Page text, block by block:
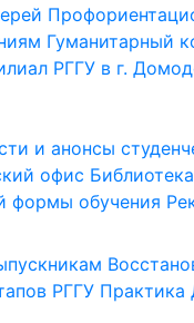
Гуманитарный
РГГУ в г.
и анонсы
офис Библиотека
формы обучения
РГГУ Практика